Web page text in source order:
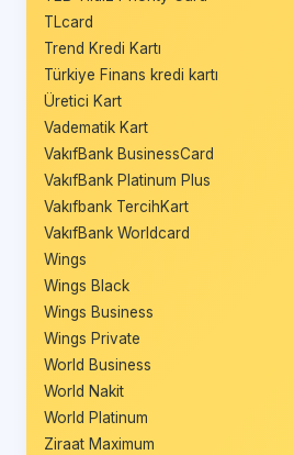
TLcard
Trend Kredi Kartı
Türkiye Finans kredi kartı
Üretici Kart
Vadematik Kart
VakıfBank BusinessCard
VakıfBank Platinum Plus
Vakıfbank TercihKart
VakıfBank Worldcard
Wings
Wings Black
Wings Business
Wings Private
World Business
World Nakit
World Platinum
Ziraat Maximum